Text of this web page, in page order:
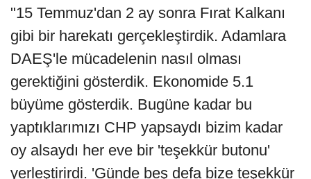
"15 Temmuz'dan 2 ay sonra Fırat Kalkanı
gibi bir harekatı gerçekleştirdik. Adamlara
DAEŞ'le mücadelenin nasıl olması
gerektiğini gösterdik. Ekonomide 5.1
büyüme gösterdik. Bugüne kadar bu
yaptıklarımızı CHP yapsaydı bizim kadar
oy alsaydı her eve bir 'teşekkür butonu'
yerleştirirdi. 'Günde beş defa bize teşekkür